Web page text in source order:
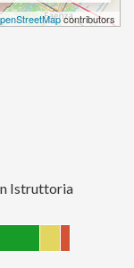
contributors
Istruttoria